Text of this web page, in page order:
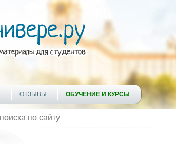
ОТЗЫВЫ ОБУЧЕНИЕ И КУРСЫ